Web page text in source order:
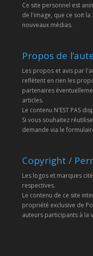
Ce site personnel est
de l'image, que ce soit la
nouveaux médias.
Propos de
Les propos et avis par
reflètent en rien les
partenaires
articles.
Le contenu N'EST PAS
Si vous souhaitez
demande via le
Copyright /
Les logos et marques
respectives.
Le contenu de ce site
propriété exclusive de
auteurs participants à la